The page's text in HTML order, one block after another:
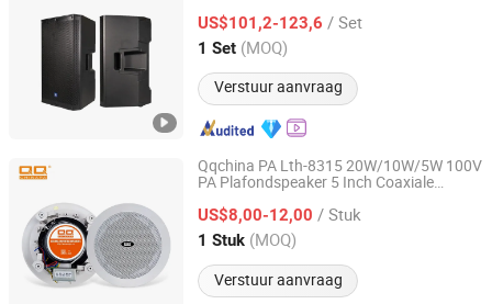
US$101,2-123,6 / Set
1 Set (MOQ)
Verstuur aanvraag
Zhejiang, China Sinds 2026
Qqchina PA Lth-8315 20W/10W/5W 100V
PA Plafondspeaker 5 Inch Coaxiale
Fabriek Groothandel
US$8,00-12,00 / Stuk
1 Stuk (MOQ)
Verstuur aanvraag
Guangzhou Lingyin Electronic Co., Ltd.
Guangdong, China Sinds 2011